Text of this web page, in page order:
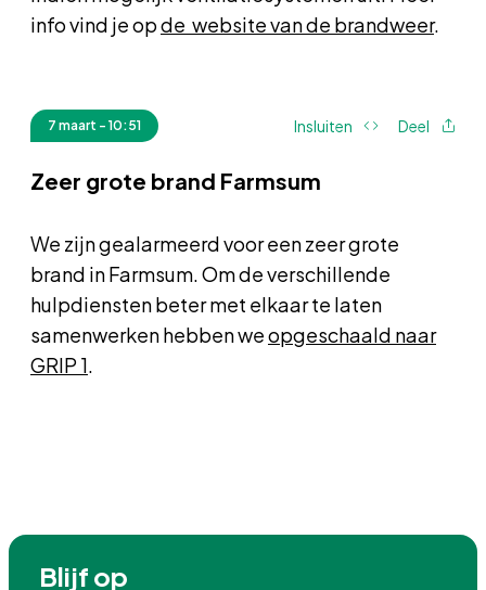
info vind je opde website van de brandweer.
7 maart - 10:51 Insluiten Deel
Zeer grote brand Farmsum
We zijn gealarmeerd voor een zeer grote
brand in Farmsum. Om de verschillende
hulpdiensten beter met elkaar te laten
samenwerken hebben weopgeschaald naar
GRIP 1.
Blijf op